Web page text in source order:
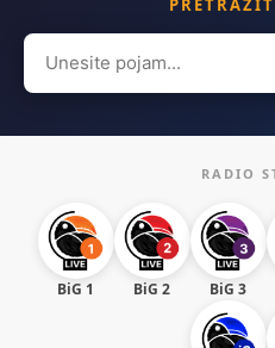
Search
for:
RADIO
BiG 1 BiG 2 BiG 3